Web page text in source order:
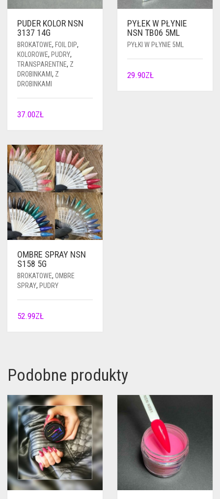
PUDER KOLOR NSN
3137 14G
BROKATOWE, FOIL DIP,
KOLOROWE, PUDRY,
TRANSPARENTNE, Z
DROBINKAMI , Z
DROBINKAMI
37.00ZŁ
PYŁEK W PŁYNIE
NSN TB06 5ML
PYŁKI W PŁYNIE 5ML
29.90ZŁ
OMBRE SPRAY NSN
S158 5G
BROKATOWE, OMBRE
SPRAY, PUDRY
52.99ZŁ
Podobne produkty